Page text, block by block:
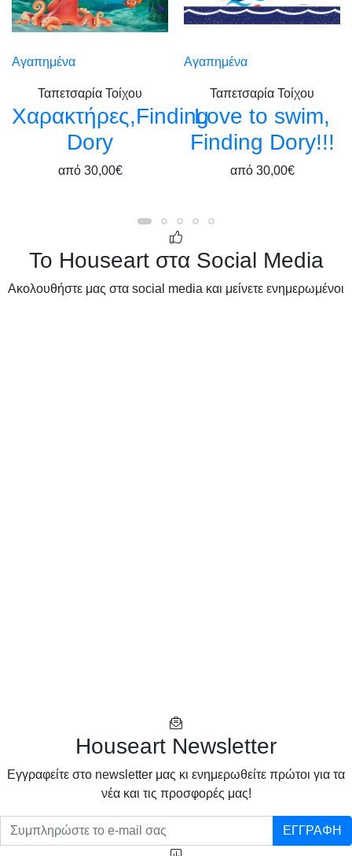
Αγαπημένα
Ταπετσαρία Τοίχου
Χαρακτήρες,Finding
Dory
από 30,00€
Αγαπημένα
Ταπετσαρία Τοίχου
Love to swim,
Finding Dory!!!
από 30,00€
Το Houseart στα Social Media
Ακολουθήστε μας στα social media και μείνετε ενημερωμένοι
Houseart Newsletter
Eγγραφείτε στο newsletter μας κι ενημερωθείτε πρώτοι για τα
νέα και τις προσφορές μας!
ΕΓΓΡΑΦΗ